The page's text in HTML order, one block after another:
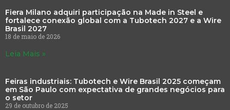
Fiera Milano adquiri participação na Made in Steel e
fortalece conexão global com a Tubotech 2027 e a Wire
Brasil 2027
18 de maio de 2026
Leia Mais »
Feiras industriais: Tubotech e Wire Brasil 2025 começam
em São Paulo com expectativa de grandes negócios para
o setor
29 de outubro de 2025